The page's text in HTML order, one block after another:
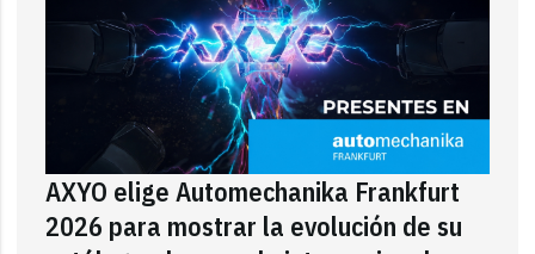
AXYO elige Automechanika Frankfurt
2026 para mostrar la evolución de su